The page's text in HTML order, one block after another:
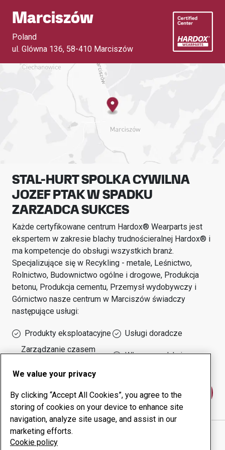
Marciszów
Poland
ul. Glówna 136, 58-410 Marciszów
STAL-HURT SPOLKA CYWILNA
JOZEF PTAK W SPADKU
ZARZADCA SUKCES
Każde certyfikowane centrum Hardox® Wearparts jest
ekspertem w zakresie blachy trudnościeralnej Hardox® i
ma kompetencje do obsługi wszystkich branż.
Specjalizujące się w Recykling - metale, Leśnictwo,
Rolnictwo, Budownictwo ogólne i drogowe, Produkcja
betonu, Produkcja cementu, Przemysł wydobywczy i
Górnictwo nasze centrum w Marciszów świadczy
następujące usługi:
Produkty eksploatacyjne
Usługi doradcze
Zarządzanie czasem
Własna produkcja
Skontaktuj się z nami
STAL-HURT SPOLKA CYWILNA JOZEF PTAK W
SPADKU ZARZADCA SUKCES
We value your privacy
By clicking “Accept All Cookies”, you agree to the
storing of cookies on your device to enhance site
navigation, analyze site usage, and assist in our
marketing efforts.
Cookie policy